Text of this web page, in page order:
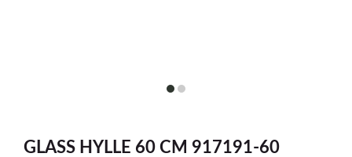
itemitem
of
GLASS HYLLE 60 CM 917191-60